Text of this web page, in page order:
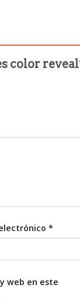
color
*
web en este